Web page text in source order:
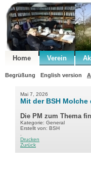
Home Verein
Begrüßung English version
Mai 7, 2026
Mit der BSH
Die PM zum Thema
Kategorie: General
Erstellt von: BSH
Drucken
Zurück